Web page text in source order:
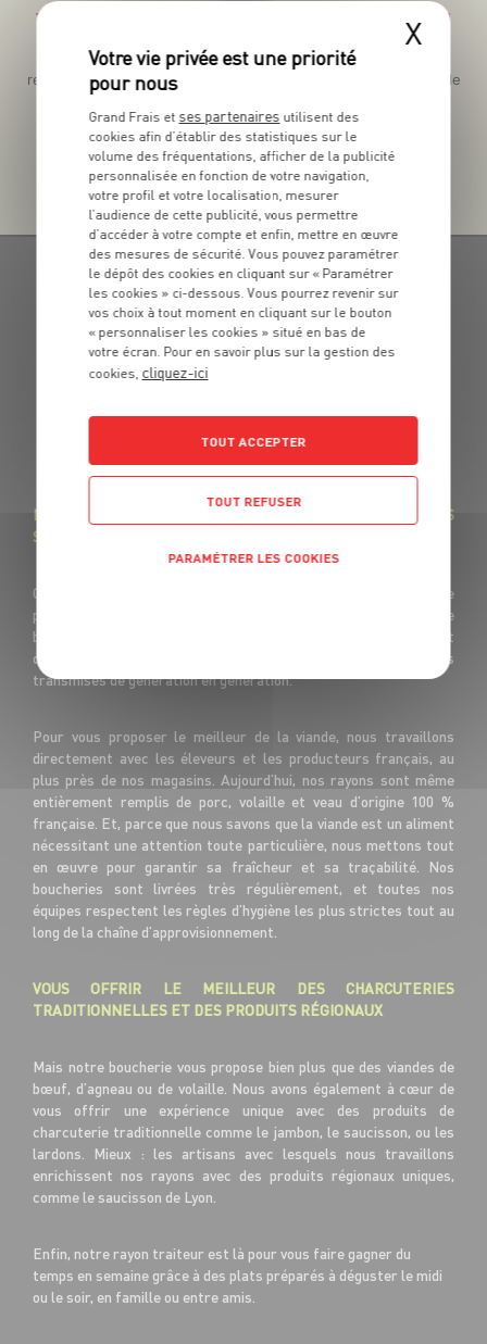
Téléchargez l’App pour profiter d’offres exclusives !
Des promos exclusives, des récompenses généreuses, des
recettes gourmandes, des jeux inédits... le tout dans une seule
GRAND FRAIS, LE MEILLEUR
BŒUF, AGNEAU, VOLAILLE : RENDEZ-VOUS CHEZ
GRAND FRAIS POUR UNE VIANDE DE QUALITÉ
BOUCHERIE GRAND FRAIS : DES VIANDES FRAÎCHES ET DES
SAVOIR-FAIRE ARTISANAUX
Chez Grand Frais, nos bouchers mettent tout leur savoir-faire
pour vous offrir la meilleure expérience. Viande d’agneau, de
bœuf, de veau ou de volaille… depuis 1933, tous nos produits sont
découpés sur place le jour même, selon des méthodes artisanales
transmises de génération en génération.
Pour vous proposer le meilleur de la viande, nous travaillons
directement avec les éleveurs et les producteurs français, au
plus près de nos magasins. Aujourd’hui, nos rayons sont même
entièrement remplis de porc, volaille et veau d’origine 100 %
française. Et, parce que nous savons que la viande est un aliment
nécessitant une attention toute particulière, nous mettons tout
en œuvre pour garantir sa fraîcheur et sa traçabilité. Nos
boucheries sont livrées très régulièrement, et toutes nos
équipes respectent les règles d’hygiène les plus strictes tout au
long de la chaîne d’approvisionnement.
VOUS OFFRIR LE MEILLEUR DES CHARCUTERIES
TRADITIONNELLES ET DES PRODUITS RÉGIONAUX
Mais notre boucherie vous propose bien plus que des viandes de
bœuf, d’agneau ou de volaille. Nous avons également à cœur de
vous offrir une expérience unique avec des produits de
charcuterie traditionnelle comme le jambon, le saucisson, ou les
lardons. Mieux : les artisans avec lesquels nous travaillons
enrichissent nos rayons avec des produits régionaux uniques,
comme le saucisson de Lyon.
Enfin, notre rayon traiteur est là pour vous faire gagner du
temps en semaine grâce à des plats préparés à déguster le midi
ou le soir, en famille ou entre amis.
X
Grand Frais et ses partenaires utilisent des
cookies afin d’établir des statistiques sur le
volume des fréquentations, afficher de la publicité
personnalisée en fonction de votre navigation,
votre profil et votre localisation, mesurer
l’audience de cette publicité, vous permettre
d’accéder à votre compte et enfin, mettre en œuvre
des mesures de sécurité. Vous pouvez paramétrer
le dépôt des cookies en cliquant sur « Paramétrer
les cookies » ci-dessous. Vous pourrez revenir sur
vos choix à tout moment en cliquant sur le bouton
« personnaliser les cookies » situé en bas de
votre écran. Pour en savoir plus sur la gestion des
cookies, cliquez-ici
TOUT ACCEPTER
TOUT REFUSER
PARAMÉTRER LES COOKIES